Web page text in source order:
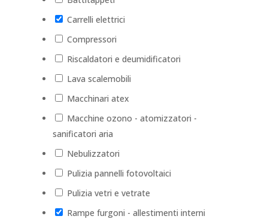
Carrelli elettrici
Compressori
Riscaldatori e deumidificatori
Lava scalemobili
Macchinari atex
Macchine ozono - atomizzatori -
sanificatori aria
Nebulizzatori
Pulizia pannelli fotovoltaici
Pulizia vetri e vetrate
Rampe furgoni - allestimenti interni